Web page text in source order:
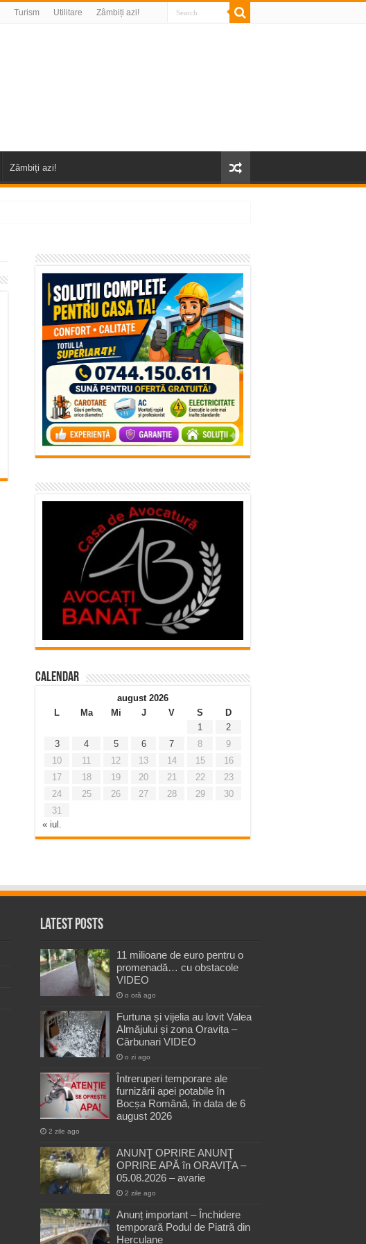
Turism Utilitare Zâmbiți azi!
Zâmbiți azi!
Calendar
august 2026
L
Ma Mi J V S
D
1
2
3
4 5 6 7 8
9
10
11 12 13 14 15
16
17
18 19 20 21 22
23
24
25 26 27 28 29
30
31
« iul.
Latest Posts
11 milioane de euro pentru o
promenadă… cu obstacole
VIDEO
o oră ago
Furtuna și vijelia au lovit Valea
Almăjului și zona Oravița –
Cărbunari VIDEO
o zi ago
Întreruperi temporare ale
furnizării apei potabile în
Bocșa Română, în data de 6
august 2026
2 zile ago
ANUNŢ OPRIRE ANUNŢ
OPRIRE APĂ în ORAVIȚA –
05.08.2026 – avarie
2 zile ago
Anunț important – Închidere
temporară Podul de Piatră din
Herculane